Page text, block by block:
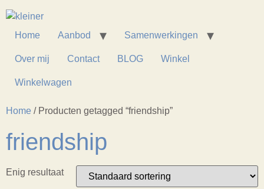
Home Aanbod Samenwerkingen
Over mij Contact BLOG Winkel
Winkelwagen
Home / Producten getagged “friendship”
friendship
Enig resultaat